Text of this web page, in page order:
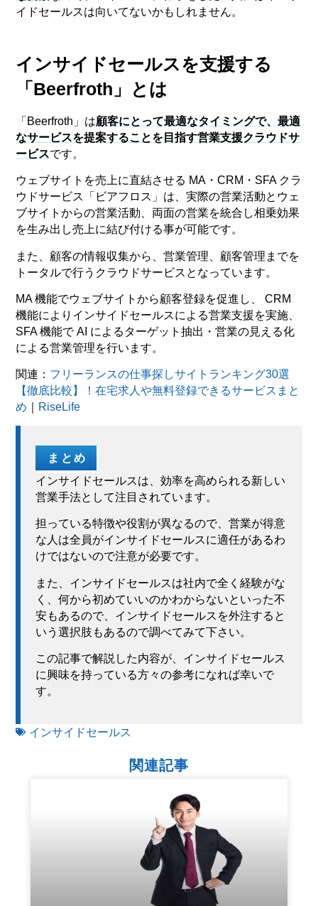
イドセールスは向いてないかもしれません。
インサイドセールスを支援する
「Beerfroth」とは
「Beerfroth」は顧客にとって最適なタイミングで、最適
なサービスを提案することを目指す営業支援クラウドサ
ービスです。
ウェブサイトを売上に直結させる MA・CRM・SFA クラ
ウドサービス「ビアフロス」は、実際の営業活動とウェ
ブサイトからの営業活動、両面の営業を統合し相乗効果
を生み出し売上に結び付ける事が可能です。
また、顧客の情報収集から、営業管理、顧客管理までを
トータルで行うクラウドサービスとなっています。
MA 機能でウェブサイトから顧客登録を促進し、 CRM
機能によりインサイドセールスによる営業支援を実施、
SFA 機能で AI によるターゲット抽出・営業の見える化
による営業管理を行います。
関連： フリーランスの仕事探しサイトランキング30選
【徹底比較】！在宅求人や無料登録できるサービスまと
め
RiseLife
まとめ
インサイドセールスは、効率を高められる新しい
営業手法として注目されています。
担っている特徴や役割が異なるので、営業が得意
な人は全員がインサイドセールスに適任があるわ
けではないので注意が必要です。
また、インサイドセールスは社内で全く経験がな
く、何から初めていいのかわからないといった不
安もあるので、インサイドセールスを外注すると
いう選択肢もあるので調べてみて下さい。
この記事で解説した内容が、インサイドセールス
に興味を持っている方々の参考になれば幸いで
す。
インサイドセールス
関連記事